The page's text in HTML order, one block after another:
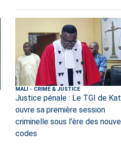
MALI- CRIME & JUSTICE
Justice pénale : Le TGI de
ouvre sa première session
criminelle sous l'ère des
codes